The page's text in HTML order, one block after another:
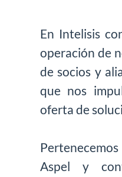
En Intelisis
operación de
de socios y
que nos
oferta de
Aspel y